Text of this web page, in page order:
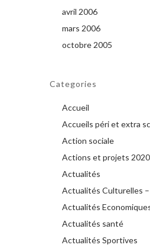
avril 2006
mars 2006
octobre 2005
Categories
Accueil
Accueils péri et extra
Action sociale
Actions et projets
Actualités
Actualités Culturelles
Actualités
Actualités santé
Actualités Sportives